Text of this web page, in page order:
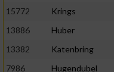
15772
Krings
13886
Huber
13382
Katenbring
7986
Hugendubel